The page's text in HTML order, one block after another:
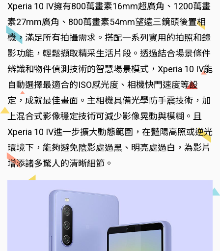
Xperia 10 IV擁有800萬畫素16mm超廣角、1200萬畫
素27mm廣角、800萬畫素54mm望遠三鏡頭後置相
機，滿足所有拍攝需求。搭配一系列實用的拍照和錄
影功能，輕鬆擷取精采生活片段。透過結合場景條件
辨識和物件偵測技術的智慧場景模式，Xperia 10 IV能
自動選擇最適合的ISO感光度、相機快門速度等設
定，成就最佳畫面。主相機具備光學防手震技術，加
上混合式影像穩定技術可減少影像晃動與模糊。且
Xperia 10 IV進一步擴大動態範圍，在豔陽高照或逆光
環境下，能夠避免陰影處過黑、明亮處過白，為影片
增添諸多驚人的清晰細節。